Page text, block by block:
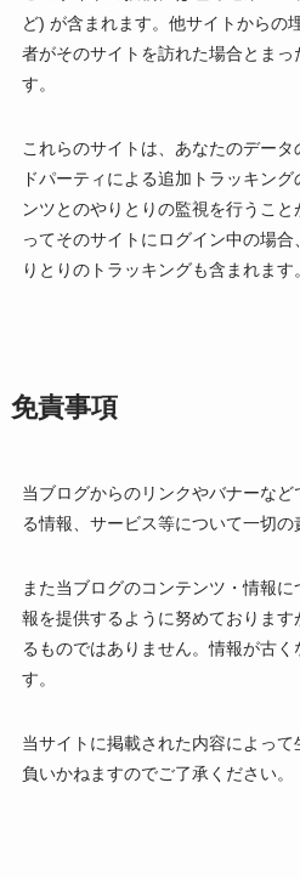
ど) が含まれます。他サイトからの
者がそのサイトを訪れた場合とまっ
す。
これらのサイトは、あなたのデー
ドパーティによる追加トラッキン
ンツとのやりとりの監視を行うこ
ってそのサイトにログイン中の場
りとりのトラッキングも含まれます。
免責事項
当ブログからのリンクやバナーな
る情報、サービス等について一切の
また当ブログのコンテンツ・情報
報を提供するように努めておりま
るものではありません。情報が古
す。
当サイトに掲載された内容によっ
負いかねますのでご了承ください。